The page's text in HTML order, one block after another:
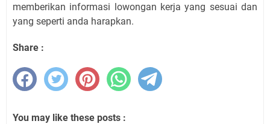
memberikan informasi lowongan kerja yang sesuai dan
yang seperti anda harapkan.
Share :
You may like these posts :